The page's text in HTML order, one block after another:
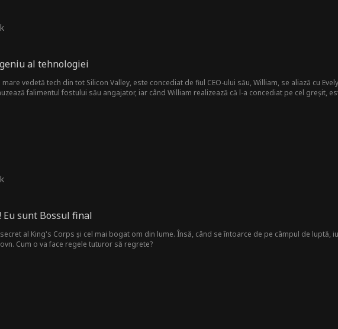
al tehnologiei
mare vedetă tech din tot Silicon Valley, este concediat de fiul CEO-ului său, William, se aliază cu
falimentul fostului său angajator, iar când William realizează că l-a concediat pe cel greșit,
Eu sunt Bossul final
al King's Corps și cel mai bogat om din lume. Însă, când se întoarce de pe câmpul de luptă,
Cum o va face regele tuturor să regrete?